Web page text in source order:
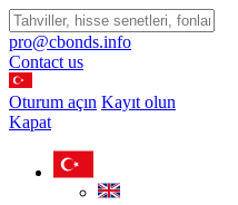
pro@cbonds.info
Contact us
Oturum açın Kayıt olun
Kapat